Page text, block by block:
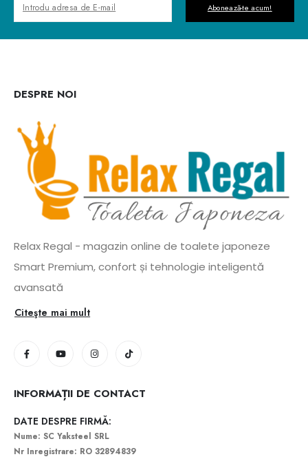
Abonează-te acum!
DESPRE NOI
Relax Regal - magazin online de toalete japoneze
Smart Premium, confort și tehnologie inteligentă
avansată
Citeşte mai mult
INFORMAȚII DE CONTACT
DATE DESPRE FIRMĂ:
Nume: SC Yaksteel SRL
Nr Inregistrare: RO 32894839